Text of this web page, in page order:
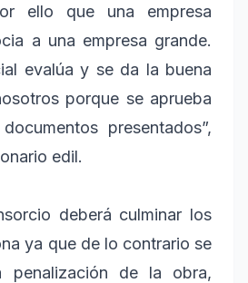
ello que una empresa
a una empresa grande.
evalúa y se da la buena
porque se aprueba
presentados”,
edil.
deberá culminar los
ya que de lo contrario se
penalización de la obra,